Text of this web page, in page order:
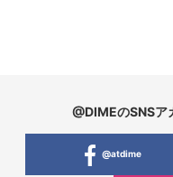
@DIMEのSNSア
@atdime